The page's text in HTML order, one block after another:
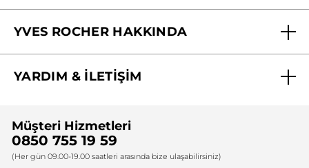
YVES ROCHER HAKKINDA
Yves Rocher Vakfı
YARDIM & İLETİŞİM
Bize Ulaşın
Firma Bilgileri
Müşteri Hizmetleri
0850 755 19 59
(Her gün 09.00-19.00 saatleri arasında bize ulaşabilirsiniz)